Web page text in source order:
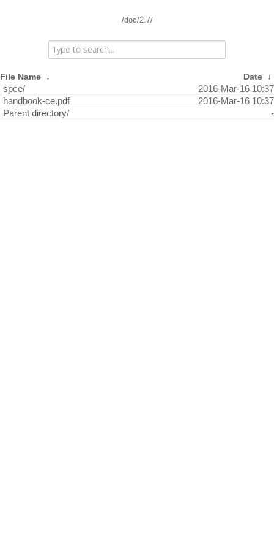
/doc/2.7/
File Name ↓ Date ↓
spce/
2016-Mar-16 10:37
handbook-ce.pdf
2016-Mar-16 10:37
Parent directory/
-